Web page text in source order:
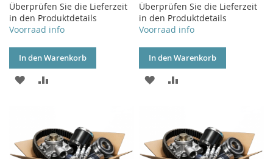
Überprüfen Sie die Lieferzeit
in den Produktdetails
Voorraad info
In den Warenkorb
ZUR
Überprüfen Sie die Lieferzeit
in den Produktdetails
Voorraad info
In den Warenkorb
ZUR